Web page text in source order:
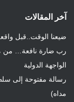
آخر المقالات
ضيعنا الوقت..قبل
رب ضارة نافعة… من
الواجهة الدولية
رسالة مفتوحة إلى
مداه)